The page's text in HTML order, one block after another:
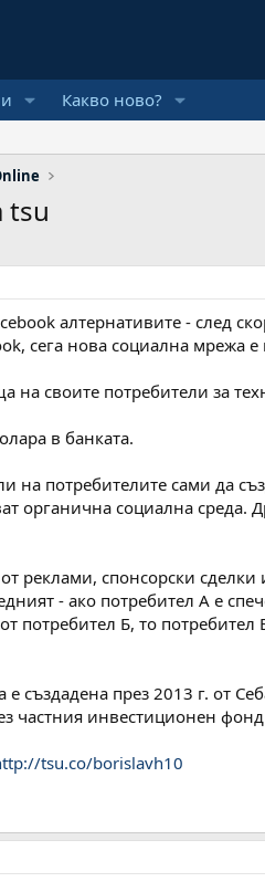
Какво ново?
tsu
алтернативите - след
сега нова социална мрежа
на своите потребители за
в банката.
на потребителите сами да
органична социална среда.
реклами, спонсорски
- ако потребител А е
потребител Б, то
е създадена през 2013 г. от
частния инвестиционен
tsu.co/borislavh10